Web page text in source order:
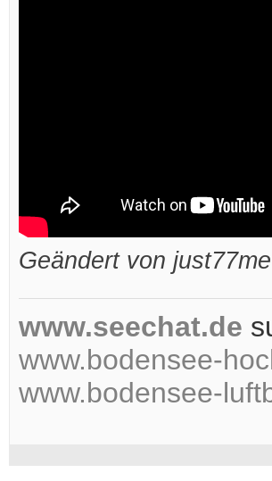
Geändert von
www.seechat.de
www.bodensee-
www.bodensee-